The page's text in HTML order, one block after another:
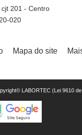
201 - Centro
020
Mapa do site
LABORTEC (Lei 9610